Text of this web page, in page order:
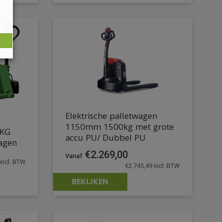
BTW
Elektrische palletwagen
1150mm 1500kg met grote
accu PU/ Dubbel PU
€2.269,00
€2.745,49incl. BTW
BEKIJKEN